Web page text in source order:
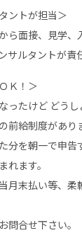
ントが担当＞
ら面接、見学、
サルタントが責
Ｋ！＞
ったけど どうし
前給制度があり
分を朝一で申告
れます。
月末払い等、
問合せ下さい。